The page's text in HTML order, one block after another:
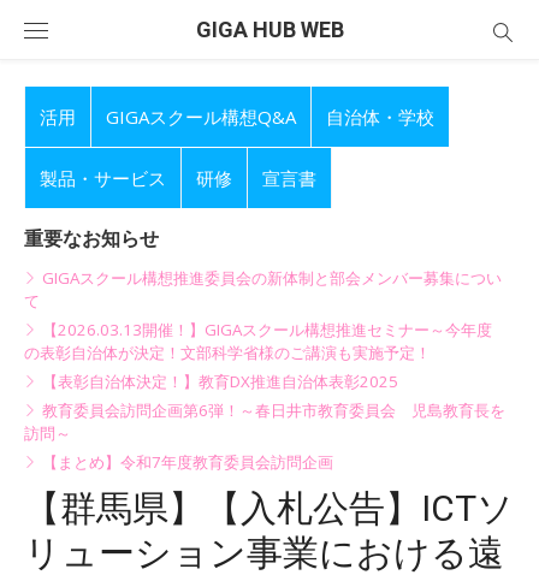
GIGA HUB WEB
活用 GIGAスクール構想Q&A 自治体・学校
製品・サービス 研修 宣言書
重要なお知らせ
GIGAスクール構想推進委員会の新体制と部会メンバー募集につい
て
【2026.03.13開催！】GIGAスクール構想推進セミナー～今年度
の表彰自治体が決定！文部科学省様のご講演も実施予定！
【表彰自治体決定！】教育DX推進自治体表彰2025
教育委員会訪問企画第6弾！～春日井市教育委員会 児島教育長を
訪問～
【まとめ】令和7年度教育委員会訪問企画
【群馬県】【入札公告】ICTソ
リューション事業における遠